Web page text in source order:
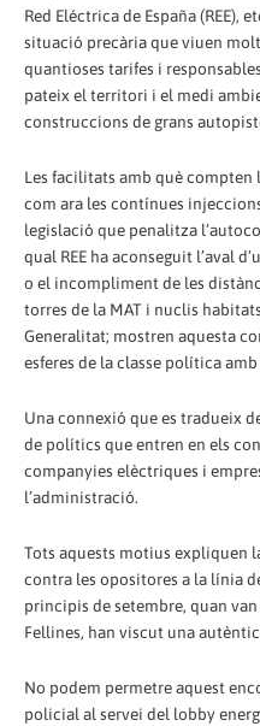
Red Eléctrica de España (REE),
situació precària que viuen
quantioses tarifes i
pateix el territori i el medi
construccions de grans
Les facilitats amb què compten
com ara les contínues
legislació que penalitza
qual REE ha aconseguit l’aval
o el incompliment de les
torres de la MAT i nuclis
Generalitat; mostren aquesta
esferes de la classe política
Una connexió que es tradueix
de polítics que entren en els
companyies elèctriques i
l’administració.
Tots aquests motius expliquen
contra les opositores a la línia
principis de setembre, quan
Fellines, han viscut una
No podem permetre aquest
policial al servei del lobby